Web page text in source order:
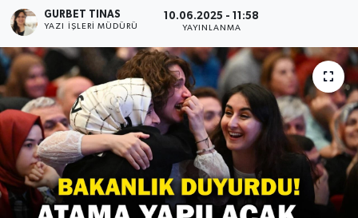
GURBET TINAS
YAZI İŞLERI MÜDÜRÜ
10.06.2025 - 11:58
YAYINLANMA
Yaşam